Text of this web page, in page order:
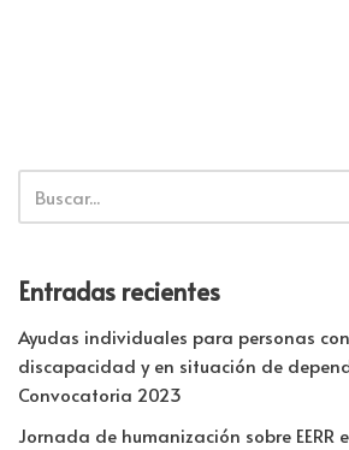
Entradas recientes
Ayudas individuales para personas
discapacidad y en situación de
Convocatoria 2023
Jornada de humanización sobre EERR